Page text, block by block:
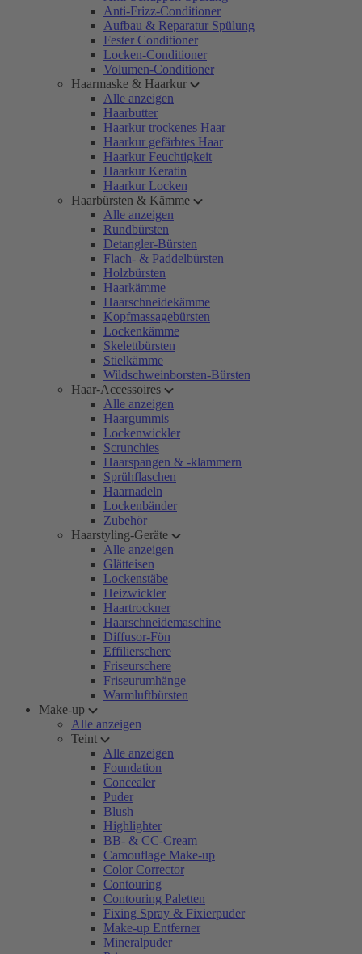
Anti-Frizz-Conditioner
Aufbau & Reparatur Spülung
Fester Conditioner
Locken-Conditioner
Volumen-Conditioner
Haarmaske & Haarkur
Alle anzeigen
Haarbutter
Haarkur trockenes Haar
Haarkur gefärbtes Haar
Haarkur Feuchtigkeit
Haarkur Keratin
Haarkur Locken
Haarbürsten & Kämme
Alle anzeigen
Rundbürsten
Detangler-Bürsten
Flach- & Paddelbürsten
Holzbürsten
Haarkämme
Haarschneidekämme
Kopfmassagebürsten
Lockenkämme
Skelettbürsten
Stielkämme
Wildschweinborsten-Bürsten
Haar-Accessoires
Alle anzeigen
Haargummis
Lockenwickler
Scrunchies
Haarspangen & -klammern
Sprühflaschen
Haarnadeln
Lockenbänder
Zubehör
Haarstyling-Geräte
Alle anzeigen
Glätteisen
Lockenstäbe
Heizwickler
Haartrockner
Haarschneidemaschine
Diffusor-Fön
Effilierschere
Friseurschere
Friseurumhänge
Warmluftbürsten
Make-up
Alle anzeigen
Teint
Alle anzeigen
Foundation
Concealer
Puder
Blush
Highlighter
BB- & CC-Cream
Camouflage Make-up
Color Corrector
Contouring
Contouring Paletten
Fixing Spray & Fixierpuder
Make-up Entferner
Mineralpuder